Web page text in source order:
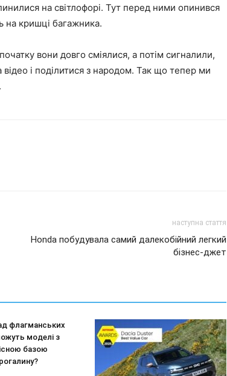
на світлофорі. Тут перед ними опинився
на кришці багажника.
вони довго сміялися, а потім сигналили,
і поділитися з народом. Так що тепер ми
наступна стаття
Honda побудувала самий далекобійний легкий
бізнес-джет
флагманських
моделі з
базою